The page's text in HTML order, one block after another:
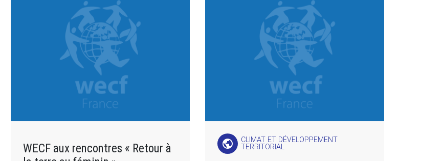
WECF aux rencontres « Retour à
public
CLIMAT ET DÉVELOPPEMENT
TERRITORIAL